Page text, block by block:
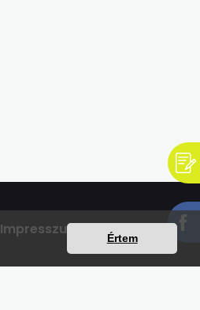
Értem
Impresszum
Kapcsolat